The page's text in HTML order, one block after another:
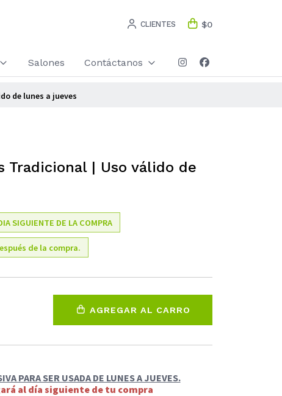
CLIENTES $0
Salones Contáctanos
de lunes a jueves
Tradicional | Uso válido de
SIGUIENTE DE LA COMPRA
de la compra.
AGREGAR AL CARRO
PARA SER USADA DE LUNES A JUEVES.
al día siguiente de tu compra